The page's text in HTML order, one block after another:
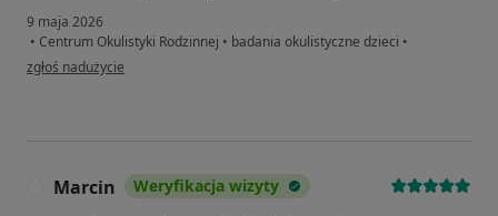
9 maja 2026
• Centrum Okulistyki Rodzinnej • badania okulistyczne dzieci •
w opinii użytkownika P. Ż
zgłoś nadużycie
Marcin Weryfikacja wizyty